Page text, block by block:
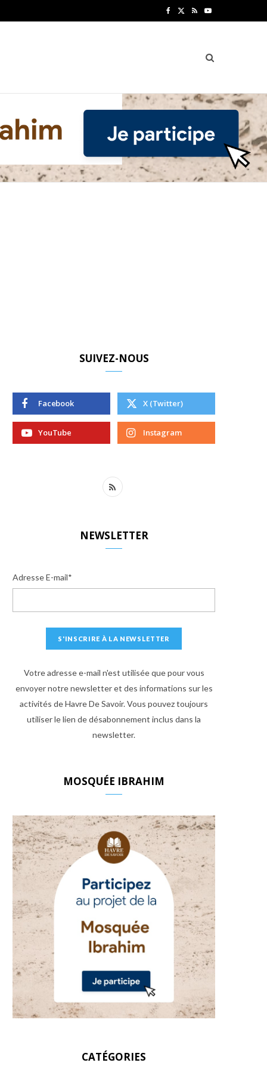
b
o
i
t
r
R Y
u
u
e
SUIVEZ-NOUS
Facebook X (Twitter)
YouTube Instagram
R
NEWSLETTER
Adresse E-mail*
Votre adresse e-mail n'est utilisée que pour vous
envoyer notre newsletter et des informations sur les
activités de Havre De Savoir. Vous pouvez toujours
utiliser le lien de désabonnement inclus dans la
newsletter.
MOSQUÉE IBRAHIM
CATÉGORIES